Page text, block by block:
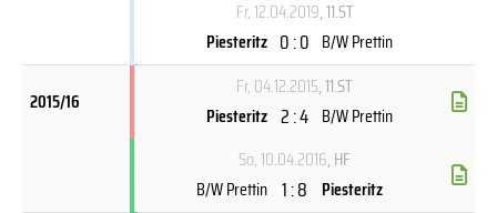
Fr, 12.04.2019, 11.ST
Piesteritz 0 : 0 B/W Prettin
2015/16
Fr, 04.12.2015, 11.ST
Piesteritz 2 : 4 B/W Prettin
So, 10.04.2016, HF
B/W Prettin 1 : 8 Piesteritz